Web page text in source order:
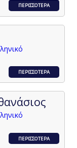
ΠΕΡΙΣΣΟΤΕΡΑ
ΠΕΡΙΣΣΟΤΕΡΑ
ΠΕΡΙΣΣΟΤΕΡΑ